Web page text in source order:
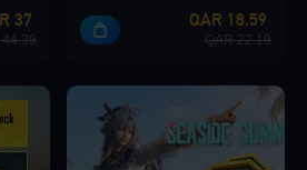
18.59 QAR
22.19 QAR
37 QAR
44.39 QAR